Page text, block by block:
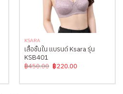
KSARA
เสื้อชั้นใน แบรนด์ Ksara รุ่น
KSB401
฿450.00 Original
price
฿450.00.
฿220.00
฿220.00.